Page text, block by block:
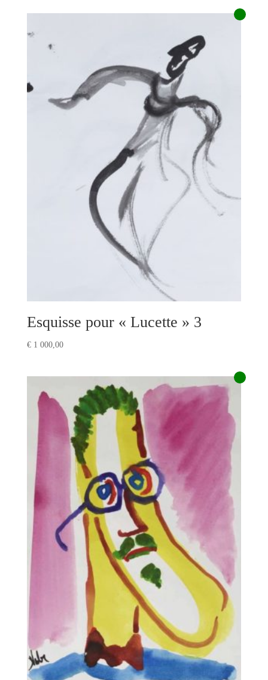
Esquisse pour « Lucette » 3
€1 000,00